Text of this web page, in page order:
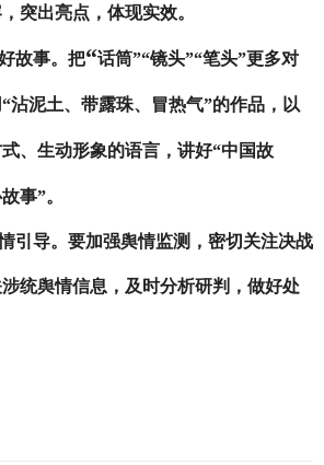
突出亮点，体现实效。
故事。 把“话筒”“镜头”“笔头”更多对
“沾泥土、带露珠、冒热气”的作品，以
、生动形象的语言，讲好“中国故
故事”。
引导。 要加强舆情监测，密切关注决战
统舆情信息，及时分析研判，做好处